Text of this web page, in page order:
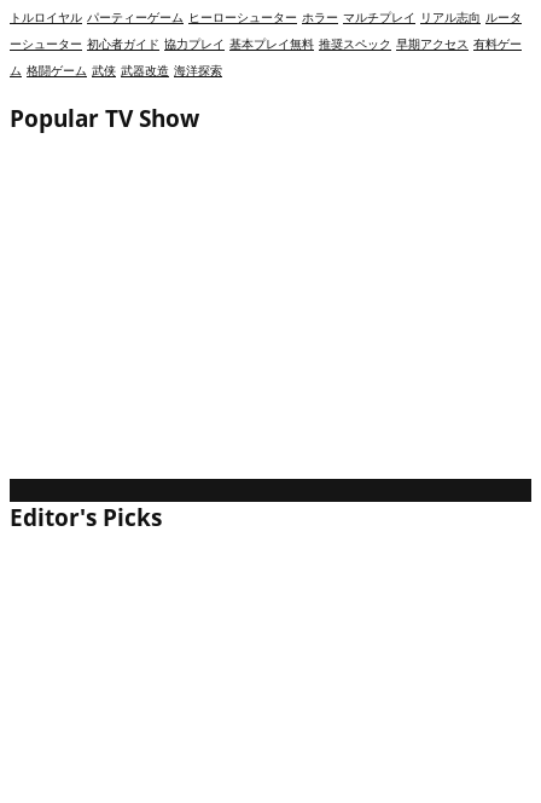
トルロイヤル パーティーゲーム ヒーローシューター ホラー マルチプレイ リアル志向 ルータ
ーシューター 初心者ガイド 協力プレイ 基本プレイ無料 推奨スペック 早期アクセス 有料ゲー
ム 格闘ゲーム 武侠 武器改造 海洋探索
Popular TV Show
Editor's Picks